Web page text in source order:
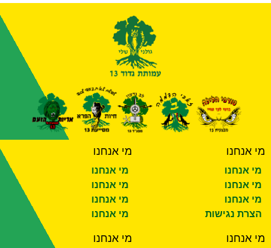
מי אנחנו
מי אנחנו
מי אנחנו
מי אנחנו
הצרת נגישות
מי אנחנו
מי אנחנו
מי אנחנו
מי אנחנו
מי אנחנו
מי אנחנו מי אנחנו